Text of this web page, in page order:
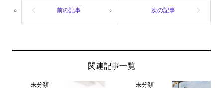
関連記事一覧
未分類 未分類